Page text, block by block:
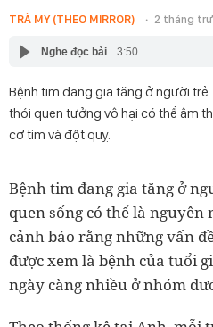
TRÀ MY (THEO MIRROR) 2 tháng
Nghe đọc bài 3:50
Bệnh tim đang gia tăng ở người
thói quen tưởng vô hại có thể âm
cơ tim và đột quỵ.
Bệnh tim đang gia tăng ở
quen sống có thể là nguyên
cảnh báo rằng những vấn
được xem là bệnh của tuổi
ngày càng nhiều ở nhóm